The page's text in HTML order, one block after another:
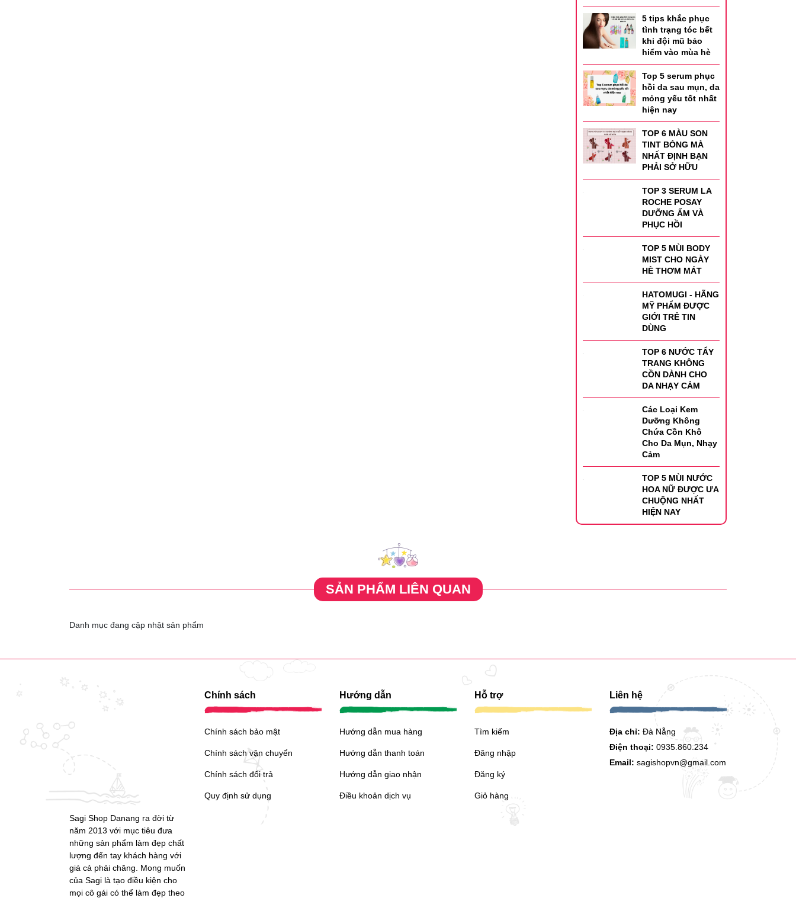
5 tips khắc phục
tình trạng tóc bết
khi đội mũ bảo
hiểm vào mùa hè
Top 5 serum phục
hồi da sau mụn, da
mỏng yếu tốt nhất
hiện nay
TOP 6 MÀU SON
TINT BÓNG MÀ
NHẤT ĐỊNH BẠN
PHẢI SỞ HỮU
TOP 3 SERUM LA
ROCHE POSAY
DƯỠNG ẨM VÀ
PHỤC HỒI
TOP 5 MÙI BODY
MIST CHO NGÀY
HÈ THƠM MÁT
HATOMUGI - HÃNG
MỸ PHẨM ĐƯỢC
GIỚI TRẺ TIN
DÙNG
TOP 6 NƯỚC TẨY
TRANG KHÔNG
CỒN DÀNH CHO
DA NHẠY CẢM
Các Loại Kem
Dưỡng Không
Chứa Cồn Khô
Cho Da Mụn, Nhạy
Cảm
TOP 5 MÙI NƯỚC
HOA NỮ ĐƯỢC ƯA
CHUỘNG NHẤT
HIỆN NAY
SẢN PHẨM LIÊN QUAN
Danh mục đang cập nhật sản phẩm
Sagi Shop Danang ra đời từ
năm 2013 với mục tiêu đưa
những sản phẩm làm đẹp chất
lượng đến tay khách hàng với
của Sagi là tạo điều kiện cho
mọi cô gái có thể làm đẹp theo
cách của riêng mình.
Chính sách
Chính sách bảo mật
Chính sách vận chuyển
Chính sách đổi trả
Quy định sử dụng
Hướng dẫn
Hướng dẫn mua hàng
Hướng dẫn thanh toán
Hướng dẫn giao nhận
Điều khoản dịch vụ
Hỗ trợ
Tìm kiếm
Đăng nhập
Đăng ký
Giỏ hàng
Liên hệ
Địa chỉ: Đà Nẵng
Điện thoại: 0935.860.234
Email: sagishopvn@gmail.com
Liên kết sàn